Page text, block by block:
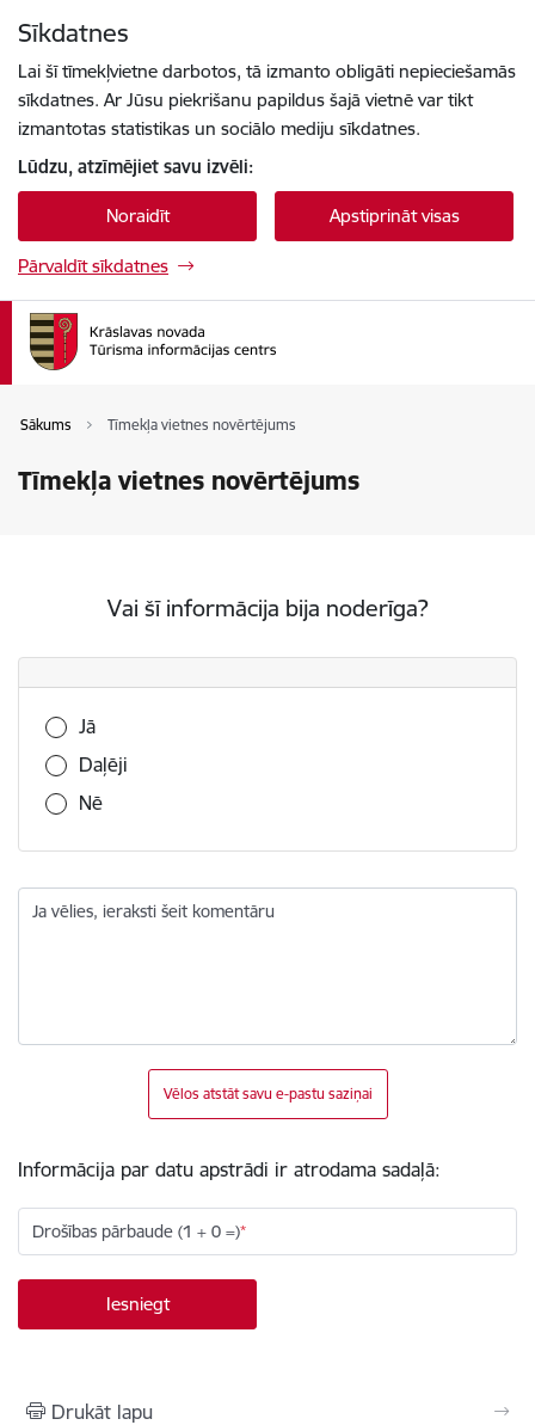
Sīkdatnes
Lai šī tīmekļvietne darbotos, tā izmanto obligāti nepieciešamās
sīkdatnes. Ar Jūsu piekrišanu papildus šajā vietnē var tikt
izmantotas statistikas un sociālo mediju sīkdatnes.
Lūdzu, atzīmējiet savu izvēli:
Noraidīt Apstiprināt visas
Pārvaldīt sīkdatnes
Sākums Tīmekļa vietnes novērtējums
Tīmekļa vietnes novērtējums
Vai šī informācija bija noderīga?
Vai šī informācija bija noderīga?
Jā
Daļēji
Nē
Ja vēlies, ieraksti šeit komentāru
Vēlos atstāt savu e-pastu saziņai
Informācija par datu apstrādi ir atrodama sadaļā:
Drošības pārbaude (1 + 0 =)
Drukāt lapu